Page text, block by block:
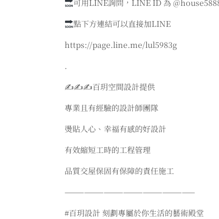
可用LINE詢問，LINE ID 為
點下方連結可以直接加LINE
https://page.line.me/lul5983g
.
✍️✍️✍️百玥空間設計提供
專業且有經驗的設計師團隊
燙貼人心、幸福有感的好設計
有效縮短工時的工程管理
品質交屋保固有保障的責任施工
————————————————————
#百玥設計 刻劃專屬於你生活的藝術殿堂